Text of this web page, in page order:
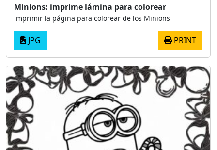
Minions: imprime lámina para colorear
imprimir la página para colorear de los Minions
JPG PRINT